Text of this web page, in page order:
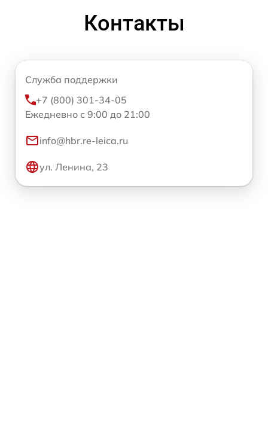
Контакты
Служба поддержки
+7 (800) 301-34-05
Ежедневно с 9:00 до 21:00
info@hbr.re-leica.ru
ул. Ленина, 23